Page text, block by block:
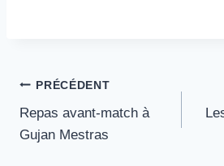
Navigation
de
PRÉCÉDENT
Repas avant-match à
Gujan Mestras